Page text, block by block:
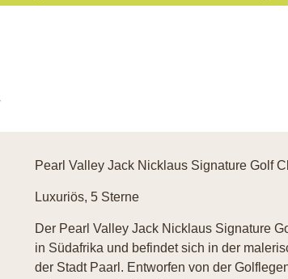
Pearl Valley Jack Nicklaus Signature Golf
Luxuriös, 5 Sterne
Der Pearl Valley Jack Nicklaus Signature
in Südafrika und befindet sich in der
der Stadt Paarl. Entworfen von der